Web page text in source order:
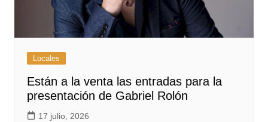
Locales
Están a la venta las entradas para la
presentación de Gabriel Rolón
17 julio, 2026